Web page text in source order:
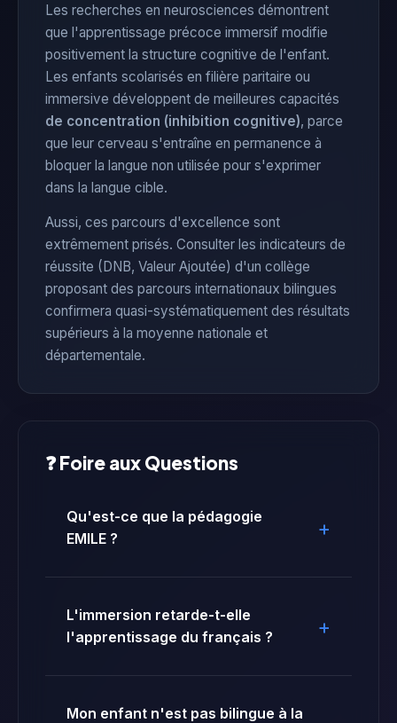
Les recherches en neurosciences démontrent
que l'apprentissage précoce immersif modifie
positivement la structure cognitive de l'enfant.
Les enfants scolarisés en filière paritaire ou
immersive développent de meilleures capacités
de concentration (inhibition cognitive), parce
que leur cerveau s'entraîne en permanence à
bloquer la langue non utilisée pour s'exprimer
dans la langue cible.
Aussi, ces parcours d'excellence sont
extrêmement prisés. Consulter les indicateurs de
réussite (DNB, Valeur Ajoutée) d'un collège
proposant des parcours internationaux bilingues
confirmera quasi-systématiquement des résultats
supérieurs à la moyenne nationale et
départementale.
❓ Foire aux Questions
Qu'est-ce que la pédagogie
EMILE ?
L'immersion retarde-t-elle
l'apprentissage du français ?
Mon enfant n'est pas bilingue à la